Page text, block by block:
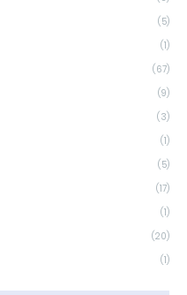
(5)
(1)
(67)
(9)
(3)
(1)
(5)
(17)
(1)
(20)
(1)